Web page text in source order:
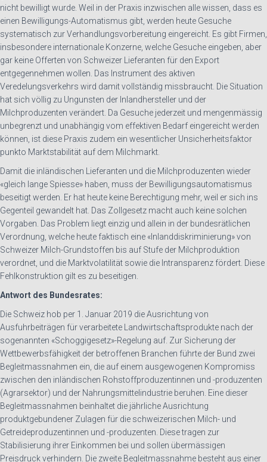
nicht bewilligt wurde. Weil in der Praxis inzwischen alle wissen, dass es
einen Bewilligungs-Automatismus gibt, werden heute Gesuche
systematisch zur Verhandlungsvorbereitung eingereicht. Es gibt Firmen,
insbesondere internationale Konzerne, welche Gesuche eingeben, aber
gar keine Offerten von Schweizer Lieferanten für den Export
entgegennehmen wollen. Das Instrument des aktiven
Veredelungsverkehrs wird damit vollständig missbraucht. Die Situation
hat sich völlig zu Ungunsten der Inlandhersteller und der
Milchproduzenten verändert. Da Gesuche jederzeit und mengenmässig
unbegrenzt und unabhängig vom effektiven Bedarf eingereicht werden
können, ist diese Praxis zudem ein wesentlicher Unsicherheitsfaktor
punkto Marktstabilität auf dem Milchmarkt.
Damit die inländischen Lieferanten und die Milchproduzenten wieder
«gleich lange Spiesse» haben, muss der Bewilligungsautomatismus
beseitigt werden. Er hat heute keine Berechtigung mehr, weil er sich ins
Gegenteil gewandelt hat. Das Zollgesetz macht auch keine solchen
Vorgaben. Das Problem liegt einzig und allein in der bundesrätlichen
Verordnung, welche heute faktisch eine «Inlanddiskriminierung» von
Schweizer Milch-Grundstoffen bis auf Stufe der Milchproduktion
verordnet, und die Marktvolatilität sowie die Intransparenz fördert. Diese
Fehlkonstruktion gilt es zu beseitigen.
Antwort des Bundesrates:
Die Schweiz hob per 1. Januar 2019 die Ausrichtung von
Ausfuhrbeiträgen für verarbeitete Landwirtschaftsprodukte nach der
sogenannten «Schoggigesetz»-Regelung auf. Zur Sicherung der
Wettbewerbsfähigkeit der betroffenen Branchen führte der Bund zwei
Begleitmassnahmen ein, die auf einem ausgewogenen Kompromiss
zwischen den inländischen Rohstoffproduzentinnen und -produzenten
(Agrarsektor) und der Nahrungsmittelindustrie beruhen. Eine dieser
Begleitmassnahmen beinhaltet die jährliche Ausrichtung
produktgebundener Zulagen für die schweizerischen Milch- und
Getreideproduzentinnen und -produzenten. Diese tragen zur
Stabilisierung ihrer Einkommen bei und sollen übermässigen
Preisdruck verhindern. Die zweite Begleitmassnahme besteht aus einer